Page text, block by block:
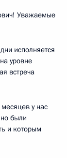
Уважаемые
исполняется
уровне
встреча
у нас
были
и которым